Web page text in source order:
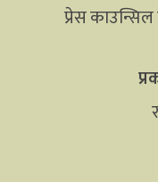
प्रेस